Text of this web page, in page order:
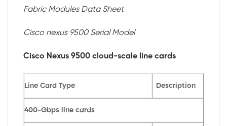
Fabric Modules Data Sheet
Cisco nexus 9500 Serial Model
Cisco Nexus 9500 cloud-scale line cards
Line Card Type Description
400-Gbps line cards